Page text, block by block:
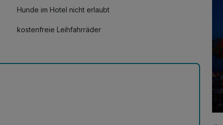
Hunde im Hotel nicht erlaubt
kostenfreie Leihfahrräder